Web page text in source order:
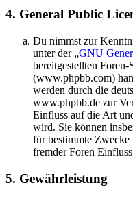
4. General Public
Du nimmst zur
unter der „GNU
bereitgestellten
(www.phpbb.com)
werden durch die
www.phpbb.de zur
Einfluss auf die Art
wird. Sie können
für bestimmte Zwecke
fremder Foren
5. Gewährleistung